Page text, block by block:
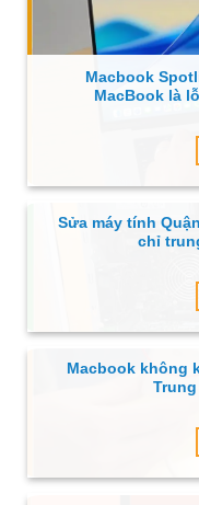
Macbook
MacBook là
Sửa máy tính
chỉ
Macbook không
Trung